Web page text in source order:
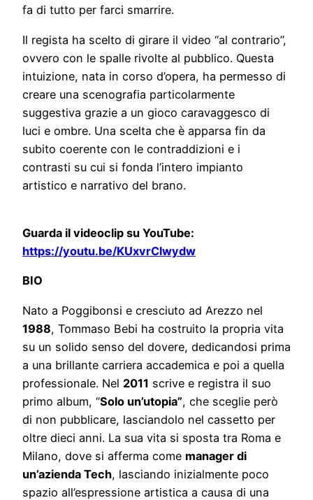
fa di tutto per farci smarrire.
Il regista ha scelto di girare il video “al contrario”,
ovvero con le spalle rivolte al pubblico. Questa
intuizione, nata in corso d’opera, ha permesso di
creare una scenografia particolarmente
suggestiva grazie a un gioco caravaggesco di
luci e ombre. Una scelta che è apparsa fin da
subito coerente con le contraddizioni e i
contrasti su cui si fonda l’intero impianto
artistico e narrativo del brano.
Guarda il videoclip su YouTube:
https://youtu.be/KUxvrClwydw
BIO
Nato a Poggibonsi e cresciuto ad Arezzo nel
1988, Tommaso Bebi ha costruito la propria vita
su un solido senso del dovere, dedicandosi prima
a una brillante carriera accademica e poi a quella
professionale. Nel 2011 scrive e registra il suo
primo album, “Solo un’utopia”, che sceglie però
di non pubblicare, lasciandolo nel cassetto per
oltre dieci anni. La sua vita si sposta tra Roma e
Milano, dove si afferma come manager di
un’azienda Tech, lasciando inizialmente poco
spazio all’espressione artistica a causa di una